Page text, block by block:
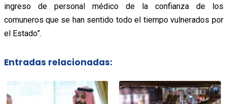
ingreso de personal médico de la confianza de los
comuneros que se han sentido todo el tiempo vulnerados por
el Estado”.
Entradas relacionadas: